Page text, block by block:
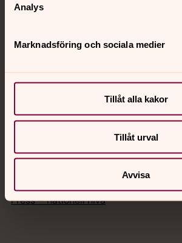
Analys
Marknadsföring och sociala medier
Tillåt alla kakor
Tillåt urval
Avvisa
Digitalt brev
Svenska kyrkan
Hitta församling
Ge en gåva
Svenska kyrkan i utlandet
Press – nationell nivå